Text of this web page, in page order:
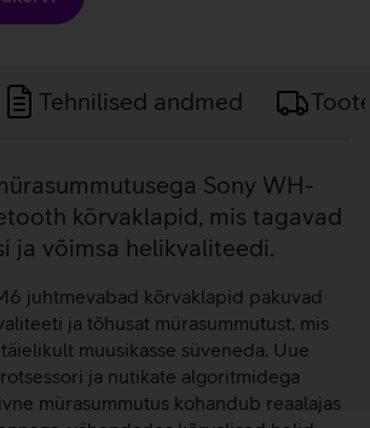
Tehnilised andmed
Sony WH-
kõrvaklapid, mis tagavad
ja võimsa helikvaliteedi.
juhtmevabad kõrvaklapid pakuvad
ja tõhusat mürasummutust, mis
muusikasse süveneda. Uue
ja nutikate algoritmidega
mürasummutus kohandub reaalajas